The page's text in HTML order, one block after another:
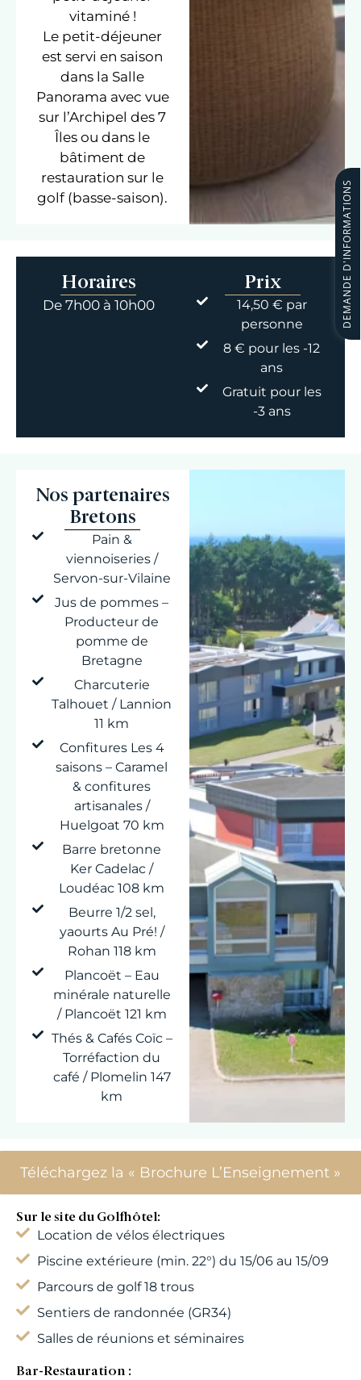
vitaminé !
Le petit-déjeuner
est servi en saison
dans la Salle
Panorama avec vue
sur l’Archipel des 7
Îles ou dans le
bâtiment de
restauration sur le
golf (basse-saison).
Horaires
De 7h00 à 10h00
Prix
14,50 € par
personne
8 € pour les -12
ans
Gratuit pour les
-3 ans
Nos partenaires
Bretons
Pain &
viennoiseries /
Servon-sur-Vilaine
Jus de pommes –
Producteur de
pomme de
Bretagne
Charcuterie
Talhouet / Lannion
11 km
Confitures Les 4
saisons – Caramel
& confitures
artisanales /
Huelgoat 70 km
Barre bretonne
Ker Cadelac /
Loudéac 108 km
Beurre 1/2 sel,
yaourts Au Pré! /
Rohan 118 km
Plancoët – Eau
minérale naturelle
/ Plancoët 121 km
Thés & Cafés Coïc –
Torréfaction du
café / Plomelin 147
km
Téléchargez la « Brochure L’Enseignement »
Sur le site du Golfhôtel:
Location de vélos électriques
Piscine extérieure (min. 22°) du 15/06 au 15/09
Parcours de golf 18 trous
Sentiers de randonnée (GR34)
Salles de réunions et séminaires
Bar-Restauration :
DEMANDE D'INFORMATIONS